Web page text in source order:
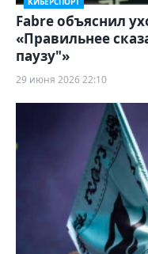
Fabre объяснил
«Правильнее
паузу"»
29 июня 2026 22:10